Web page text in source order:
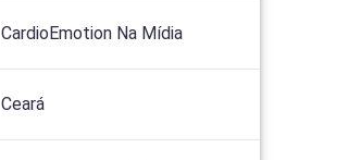
CardioEmotion Na Mídia
Ceará